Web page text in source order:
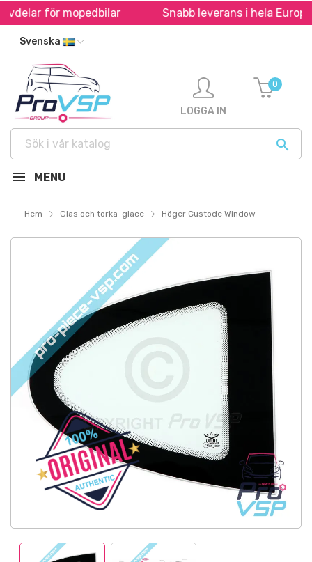
för mopedbilar Snabb leverans i hela Europa *
Svenska

LOGGA IN
0
MENU
Hem Glas och torka-glace Höger Custode Window